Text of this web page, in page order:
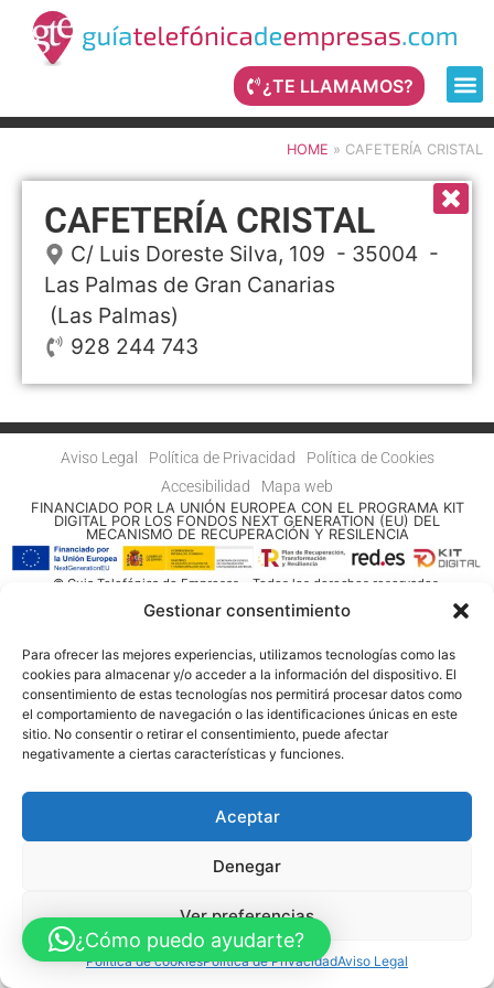
Gestionar consentimiento
Para ofrecer las mejores experiencias, utilizamos tecnologías como las
cookies para almacenar y/o acceder a la información del dispositivo. El
consentimiento de estas tecnologías nos permitirá procesar datos como
el comportamiento de navegación o las identificaciones únicas en este
sitio. No consentir o retirar el consentimiento, puede afectar
negativamente a ciertas características y funciones.
Aceptar
Denegar
Ver preferencias
Política de cookiesPolítica de PrivacidadAviso Legal
¿TE LLAMAMOS?
HOME » CAFETERÍA CRISTAL
CAFETERÍA CRISTAL
C/ Luis Doreste Silva, 109 - 35004 -
Las Palmas de Gran Canarias
(Las Palmas)
928 244 743
Aviso Legal Política de Privacidad
Política de Cookies
Accesibilidad
Mapa web
FINANCIADO POR LA UNIÓN EUROPEA CON EL PROGRAMA KIT
DIGITAL POR LOS FONDOS NEXT GENERATION (EU) DEL
MECANISMO DE RECUPERACIÓN Y RESILENCIA
© Guia Telefónica de Empresas – Todos los derechos reservados.
¿Cómo puedo ayudarte?